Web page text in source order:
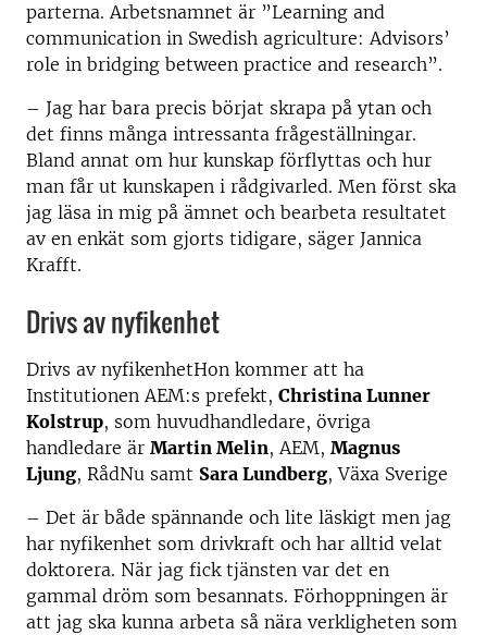
parterna. Arbetsnamnet är ”Learning and
communication in Swedish agriculture: Advisors’
role in bridging between practice and research”.
– Jag har bara precis börjat skrapa på ytan och
det finns många intressanta frågeställningar.
Bland annat om hur kunskap förflyttas och hur
man får ut kunskapen i rådgivarled. Men först ska
jag läsa in mig på ämnet och bearbeta resultatet
av en enkät som gjorts tidigare, säger Jannica
Krafft.
Drivs av nyfikenhet
Drivs av nyfikenhetHon kommer att ha
Institutionen AEM:s prefekt, Christina Lunner
Kolstrup, som huvudhandledare, övriga
handledare är Martin Melin, AEM, Magnus
Ljung, RådNu samt Sara Lundberg, Växa Sverige
– Det är både spännande och lite läskigt men jag
har nyfikenhet som drivkraft och har alltid velat
doktorera. När jag fick tjänsten var det en
gammal dröm som besannats. Förhoppningen är
att jag ska kunna arbeta så nära verkligheten som